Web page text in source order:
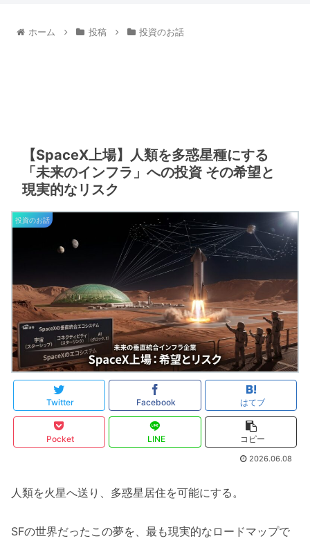
ホーム 投稿 投資のお話
【SpaceX上場】人類を多惑星種にする
「未来のインフラ」への投資 その希望と
現実的なリスク
投資のお話
Twitter Facebook はてブ
Pocket LINE コピー
2026.06.08
人類を火星へ送り、多惑星居住を可能にする。
SFの世界だったこの夢を、最も現実的なロードマップで